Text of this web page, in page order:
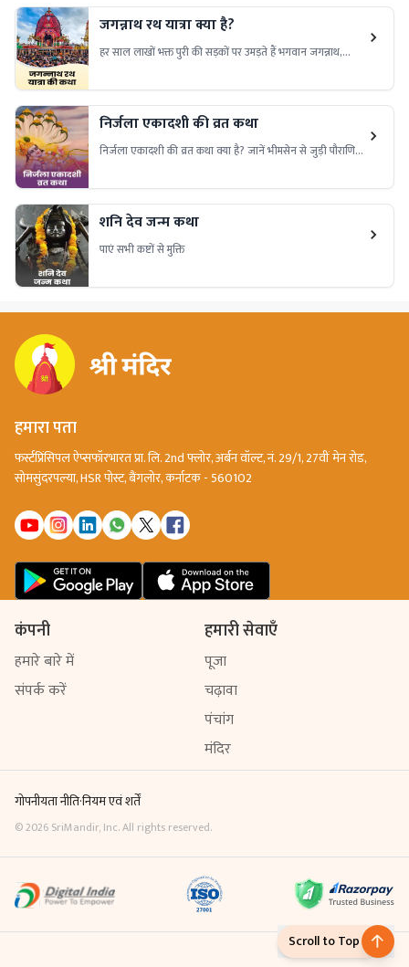
जगन्नाथ रथ यात्रा क्या है?
हर साल लाखों भक्त पुरी की सड़कों पर उमड़ते हैं भगवान जगन्नाथ,
क्या है इस दिव्य यात्रा का रहस्य।
निर्जला एकादशी की व्रत कथा
निर्जला एकादशी की व्रत कथा क्या है? जानें भीमसेन से जुड़ी पौराणिक
एकादशी व्रत की संपूर्ण कथा विस्तार से।
शनि देव जन्म कथा
पाएं सभी कष्टों से मुक्ति
हमारा पता
फर्स्टप्रिंसिपल ऐप्सफॉरभारत प्रा. लि. 2nd फ्लोर, अर्बन वॉल्ट, नं. 29/1, 27वीं मेन रोड,
सोमसुंदरपल्या, HSR पोस्ट, बैंगलोर, कर्नाटक - 560102
कंपनी
हमारे बारे में
संपर्क करें
हमारी सेवाएँ
पूजा
चढ़ावा
पंचांग
मंदिर
गोपनीयता नीति·नियम एवं शर्तें
©2026 SriMandir, Inc. All rights reserved.
Scroll to Top